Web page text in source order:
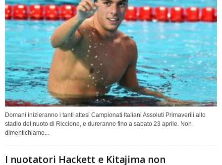
Domani inizieranno i tanti attesi Campionati Italiani Assoluti Primaverili allo
stadio del nuoto di Riccione, e dureranno fino a sabato 23 aprile. Non
dimentichiamo...
I nuotatori Hackett e Kitajima non